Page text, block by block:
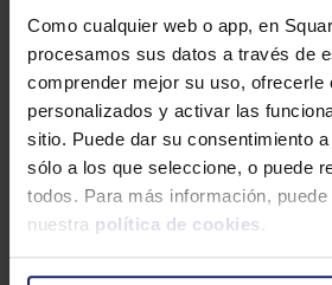
Como cualquier web o app, en
procesamos sus datos a través de
comprender mejor su uso, ofrecerle
personalizados y activar las
sitio. Puede dar su consentimiento
sólo a los que seleccione, o puede
todos. Para más información,
nuestra política de cookies .
NOMBRAMIENTOS
PROYECTO
RETENCIÓN TALENTO
SALUD MENTAL
SISTEMAS
SOLUCIONES
TALENT BOOSTER TALENTO
TECNOLOGÍA
TRASPARENCIA SALARIAL